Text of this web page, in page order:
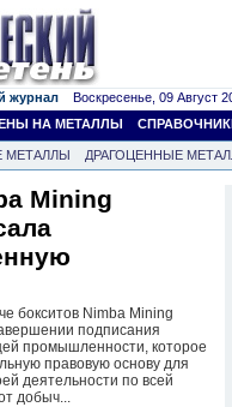
журнал Воскресенье, 09 Август
НА МЕТАЛЛЫ
МЕТАЛЛЫ
ДРАГОЦЕННЫЕ
Mining
бокситов Nimba Mining
подписания
промышленности, которое
правовую основу для
деятельности по всей
добыч...